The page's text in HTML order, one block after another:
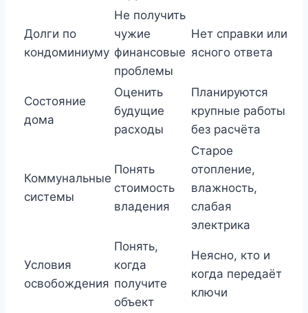
Долги по
кондоминиуму
Не получить
чужие
финансовые
проблемы
Нет справки или
ясного ответа
Состояние
дома
Оценить
будущие
расходы
Планируются
крупные работы
без расчёта
Коммунальные
системы
Понять
стоимость
владения
Старое
отопление,
влажность,
слабая
электрика
Условия
освобождения
Понять,
когда
получите
объект
Неясно, кто и
когда передаёт
ключи